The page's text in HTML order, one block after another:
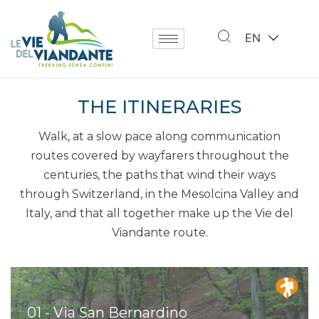
EN
THE ITINERARIES
Walk, at a slow pace along communication
routes covered by wayfarers throughout the
centuries, the paths that wind their ways
through Switzerland, in the Mesolcina Valley and
Italy, and that all together make up the Vie del
Viandante route.
01 - Via San Bernardino
05 - Bocchetta D'Agnon
09 - Sentiero Del Viandante (Wayfarer’s